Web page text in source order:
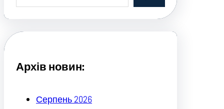
a
c
Архів новин:
Серпень 2026